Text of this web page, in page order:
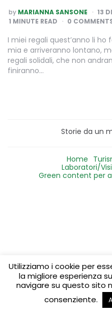
POSTED
BY
by MARIANNA SANSONE
13
1 MINUTE READ 0
I miei regali quest’anno li
mia e arriveranno lontano,
regali solidali, che non
finiranno…
Storie da un
Home
Laboratori/
Green content per
Utilizziamo i cookie per
la migliore esperienza
navigare su questo sito
consenziente.